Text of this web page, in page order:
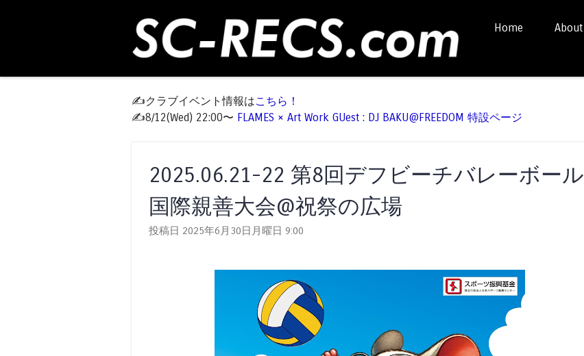
Skip to content
Home About
✍️クラブイベント情報はこちら！
✍️8/12(Wed) 22:00〜 FLAMES × Art Work GUest : DJ BAKU@FREEDOM 特設ページ
2025.06.21-22 第8回デフビーチバレーボール
国際親善大会@祝祭の広場
投稿日 2025年6月30日月曜日 9:00